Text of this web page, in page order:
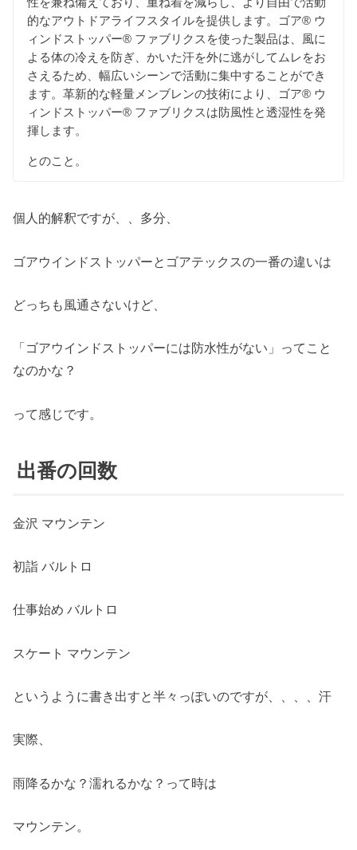
的なアウトドアライフスタイルを提供します。ゴア® ウ
ィンドストッパー® ファブリクスを使った製品は、風に
よる体の冷えを防ぎ、かいた汗を外に逃がしてムレをお
さえるため、幅広いシーンで活動に集中することができ
ます。革新的な軽量メンブレンの技術により、ゴア® ウ
ィンドストッパー® ファブリクスは防風性と透湿性を発
揮します。
とのこと。
個人的解釈ですが、、多分、
ゴアウインドストッパーとゴアテックスの一番の違いは
どっちも風通さないけど、
「ゴアウインドストッパーには防水性がない」ってこと
なのかな？
って感じです。
出番の回数
金沢 マウンテン
初詣 バルトロ
仕事始め バルトロ
スケート マウンテン
というように書き出すと半々っぽいのですが、、、、汗
実際、
雨降るかな？濡れるかな？って時は
マウンテン。